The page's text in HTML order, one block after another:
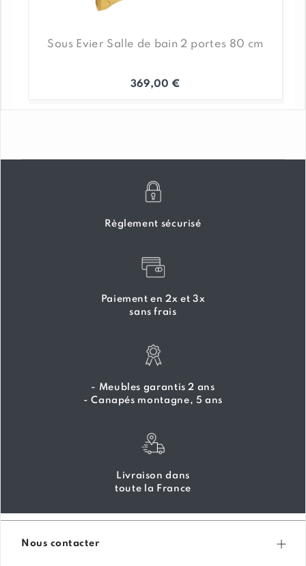
Sous Evier Salle de bain 2 portes 80 cm
369,00 €
Règlement sécurisé
Paiement en 2x et 3x
sans frais
- Meubles garantis 2 ans
- Canapés montagne, 5 ans
Livraison dans
toute la France
Nous contacter